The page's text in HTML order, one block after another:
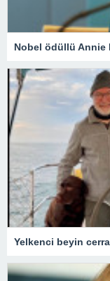
Nobel ödüllü Annie